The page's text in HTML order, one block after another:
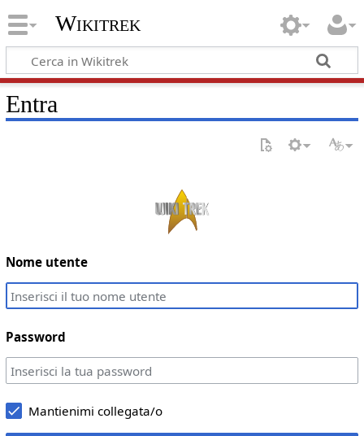
Wikitrek
Entra
Nome utente
Password
Mantienimi collegata/o